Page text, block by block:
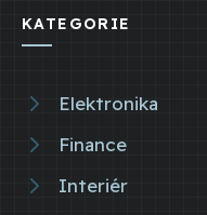
KATEGORIE
Elektronika
Finance
Interiér